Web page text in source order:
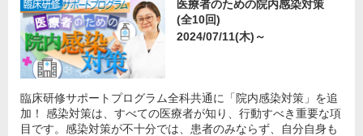
医療者のための院内感染対策
(全10回)
2024/07/11(木)～
臨床研修サポートプログラム全科共通に「院内感染対策」を追
加！ 感染対策は、すべての医療者が知り、行動すべき重要な項
目です。感染対策が不十分では、患者のみならず、自分自身も